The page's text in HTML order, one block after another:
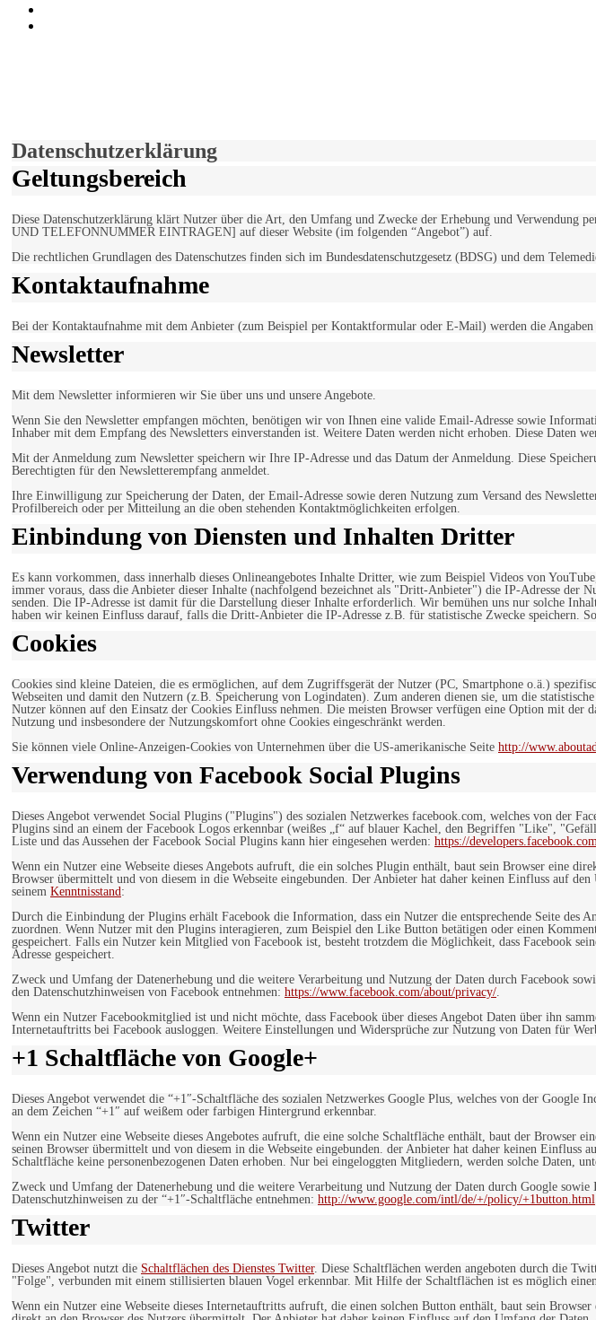
Datenschutzerklärung
Geltungsbereich
Diese Datenschutzerklärung klärt Nutzer über die Art, den Umfang und Zwecke der Erhebung und
UND TELEFONNUMMER EINTRAGEN] auf dieser Website (im folgenden “Angebot”) auf.
Die rechtlichen Grundlagen des Datenschutzes finden sich im Bundesdatenschutzgesetz (BDSG) und dem
Kontaktaufnahme
Bei der Kontaktaufnahme mit dem Anbieter (zum Beispiel per Kontaktformular oder E-Mail) werden die
Newsletter
Mit dem Newsletter informieren wir Sie über uns und unsere Angebote.
Wenn Sie den Newsletter empfangen möchten, benötigen wir von Ihnen eine valide Email-Adresse sowie
Inhaber mit dem Empfang des Newsletters einverstanden ist. Weitere Daten werden nicht erhoben. Diese Daten
Mit der Anmeldung zum Newsletter speichern wir Ihre IP-Adresse und das Datum der Anmeldung. Diese
Berechtigten für den Newsletterempfang anmeldet.
Ihre Einwilligung zur Speicherung der Daten, der Email-Adresse sowie deren Nutzung zum Versand des
Profilbereich oder per Mitteilung an die oben stehenden Kontaktmöglichkeiten erfolgen.
Einbindung von Diensten und Inhalten Dritter
Es kann vorkommen, dass innerhalb dieses Onlineangebotes Inhalte Dritter, wie zum Beispiel Videos von
immer voraus, dass die Anbieter dieser Inhalte (nachfolgend bezeichnet als "Dritt-Anbieter") die IP-Adresse der
senden. Die IP-Adresse ist damit für die Darstellung dieser Inhalte erforderlich. Wir bemühen uns nur solche
haben wir keinen Einfluss darauf, falls die Dritt-Anbieter die IP-Adresse z.B. für statistische Zwecke speichern.
Cookies
Cookies sind kleine Dateien, die es ermöglichen, auf dem Zugriffsgerät der Nutzer (PC, Smartphone o.ä.)
Webseiten und damit den Nutzern (z.B. Speicherung von Logindaten). Zum anderen dienen sie, um die
Nutzer können auf den Einsatz der Cookies Einfluss nehmen. Die meisten Browser verfügen eine Option mit
Nutzung und insbesondere der Nutzungskomfort ohne Cookies eingeschränkt werden.
Sie können viele Online-Anzeigen-Cookies von Unternehmen über die US-amerikanische Seite http://
Verwendung von Facebook Social Plugins
Dieses Angebot verwendet Social Plugins ("Plugins") des sozialen Netzwerkes facebook.com, welches von der
Plugins sind an einem der Facebook Logos erkennbar (weißes „f“ auf blauer Kachel, den Begriffen "Like",
Liste und das Aussehen der Facebook Social Plugins kann hier eingesehen werden: https://
Wenn ein Nutzer eine Webseite dieses Angebots aufruft, die ein solches Plugin enthält, baut sein Browser eine
Browser übermittelt und von diesem in die Webseite eingebunden. Der Anbieter hat daher keinen Einfluss auf
seinem Kenntnisstand:
Durch die Einbindung der Plugins erhält Facebook die Information, dass ein Nutzer die entsprechende Seite des
zuordnen. Wenn Nutzer mit den Plugins interagieren, zum Beispiel den Like Button betätigen oder einen
gespeichert. Falls ein Nutzer kein Mitglied von Facebook ist, besteht trotzdem die Möglichkeit, dass Facebook
Adresse gespeichert.
Zweck und Umfang der Datenerhebung und die weitere Verarbeitung und Nutzung der Daten durch Facebook
den Datenschutzhinweisen von Facebook entnehmen: https://www.facebook.com/about/privacy/.
Wenn ein Nutzer Facebookmitglied ist und nicht möchte, dass Facebook über dieses Angebot Daten über ihn
Internetauftritts bei Facebook ausloggen. Weitere Einstellungen und Widersprüche zur Nutzung von Daten für
+1 Schaltfläche von Google+
Dieses Angebot verwendet die “+1″-Schaltfläche des sozialen Netzwerkes Google Plus, welches von der
an dem Zeichen “+1″ auf weißem oder farbigen Hintergrund erkennbar.
Wenn ein Nutzer eine Webseite dieses Angebotes aufruft, die eine solche Schaltfläche enthält, baut der
seinen Browser übermittelt und von diesem in die Webseite eingebunden. der Anbieter hat daher keinen
Schaltfläche keine personenbezogenen Daten erhoben. Nur bei eingeloggten Mitgliedern, werden solche Daten,
Zweck und Umfang der Datenerhebung und die weitere Verarbeitung und Nutzung der Daten durch Google
Datenschutzhinweisen zu der “+1″-Schaltfläche entnehmen: http://www.google.com/intl/de/+/policy/+1button.html
Twitter
Dieses Angebot nutzt die Schaltflächen des Dienstes Twitter. Diese Schaltflächen werden angeboten durch die
"Folge", verbunden mit einem stillisierten blauen Vogel erkennbar. Mit Hilfe der Schaltflächen ist es möglich
Wenn ein Nutzer eine Webseite dieses Internetauftritts aufruft, die einen solchen Button enthält, baut sein